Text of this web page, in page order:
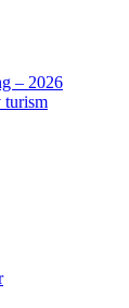
– 2026
turism